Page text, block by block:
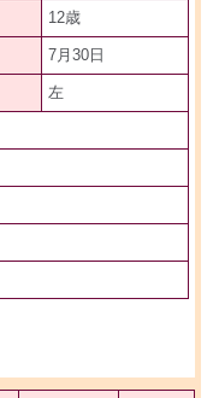
12歳
7月30日
左